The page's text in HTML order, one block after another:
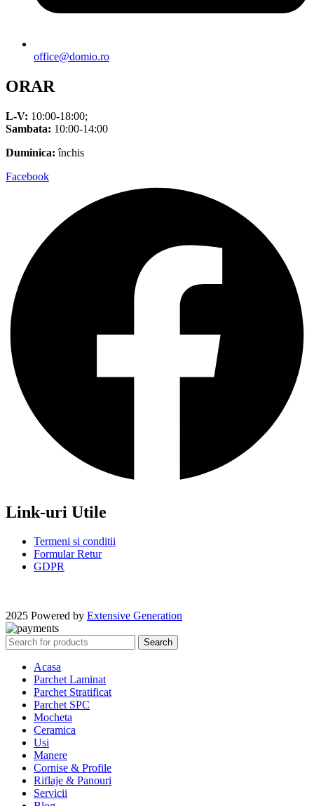
office@domio.ro
ORAR
L-V: 10:00-18:00;
Sambata: 10:00-14:00
Duminica: închis
Facebook
Link-uri Utile
Termeni si conditii
Formular Retur
GDPR
2025 Powered by Extensive Generation
Search
Acasa
Parchet Laminat
Parchet Stratificat
Parchet SPC
Mocheta
Ceramica
Usi
Manere
Cornise & Profile
Riflaje & Panouri
Servicii